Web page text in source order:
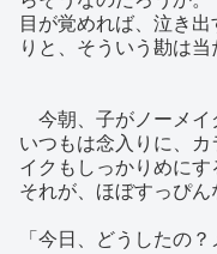
目が覚めれば、泣き
りと、そういう勘は当
今朝、子がノーメイ
いつもは念入りに、
イクもしっかりめにす
それが、ほぼすっぴん
「今日、どうしたの